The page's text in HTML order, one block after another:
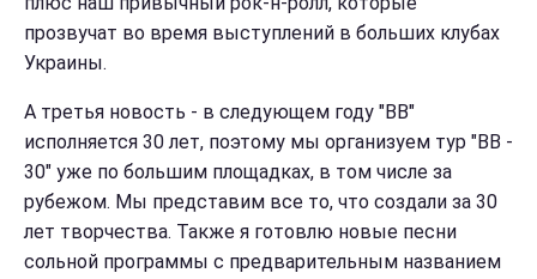
прозвучат во время выступлений в больших клубах
Украины.
А третья новость - в следующем году "ВВ"
исполняется 30 лет, поэтому мы организуем тур "ВВ -
30" уже по большим площадках, в том числе за
рубежом. Мы представим все то, что создали за 30
лет творчества. Также я готовлю новые песни
сольной программы с предварительным названием